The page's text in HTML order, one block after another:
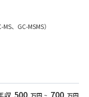
制化学物質、PFASなどの
査、土壌汚染、海洋プラス
対策に関する分析」
測定、構造解析、異物分
制対応、製品の不具合調
、GC-MSMS）